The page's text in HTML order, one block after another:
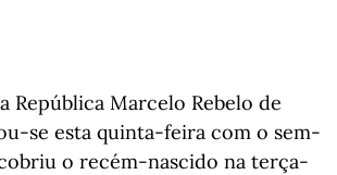
República Marcelo Rebelo de
se esta quinta-feira com o sem-
o recém-nascido na terça-